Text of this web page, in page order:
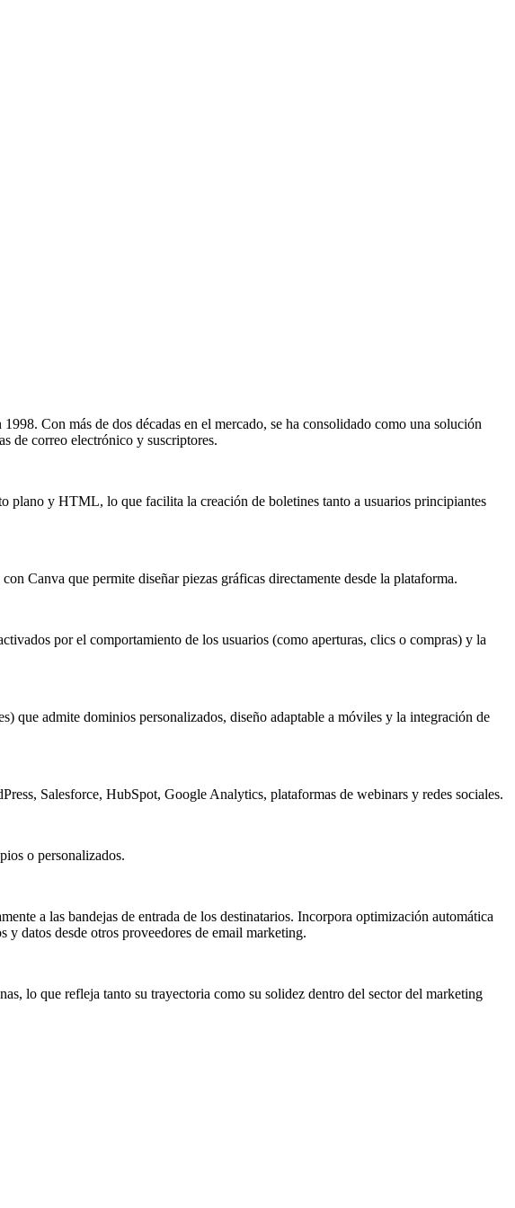
Con más de dos décadas en el mercado, se ha consolidado como una solución
de correo electrónico y suscriptores.
plano y HTML, lo que facilita la creación de boletines tanto a usuarios principiantes
Canva que permite diseñar piezas gráficas directamente desde la plataforma.
por el comportamiento de los usuarios (como aperturas, clics o compras) y la
que admite dominios personalizados, diseño adaptable a móviles y la integración de
Salesforce, HubSpot, Google Analytics, plataformas de webinars y redes sociales.
o personalizados.
a las bandejas de entrada de los destinatarios. Incorpora optimización automática
datos desde otros proveedores de email marketing.
lo que refleja tanto su trayectoria como su solidez dentro del sector del marketing